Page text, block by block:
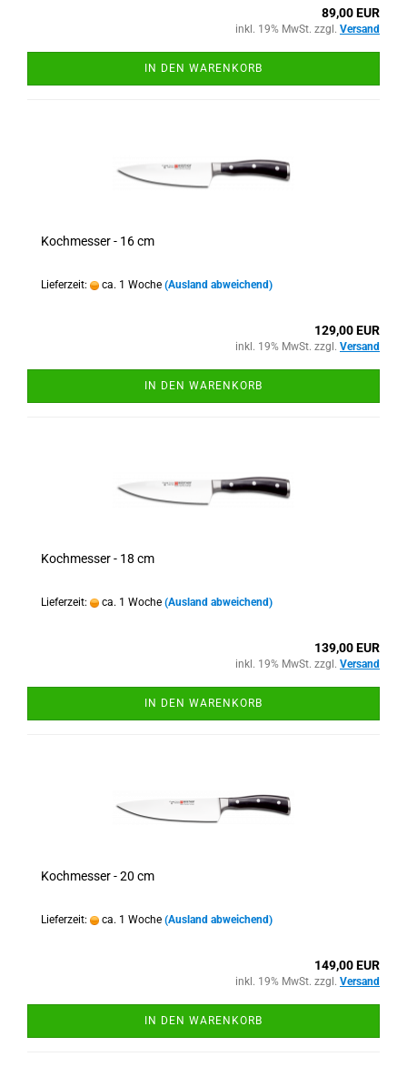
89,00 EUR
inkl. 19% MwSt. zzgl. Versand
IN DEN WARENKORB
Kochmesser - 16 cm
Lieferzeit: ca. 1 Woche (Ausland abweichend)
129,00 EUR
inkl. 19% MwSt. zzgl. Versand
IN DEN WARENKORB
Kochmesser - 18 cm
Lieferzeit: ca. 1 Woche (Ausland abweichend)
139,00 EUR
inkl. 19% MwSt. zzgl. Versand
IN DEN WARENKORB
Kochmesser - 20 cm
Lieferzeit: ca. 1 Woche (Ausland abweichend)
149,00 EUR
inkl. 19% MwSt. zzgl. Versand
IN DEN WARENKORB